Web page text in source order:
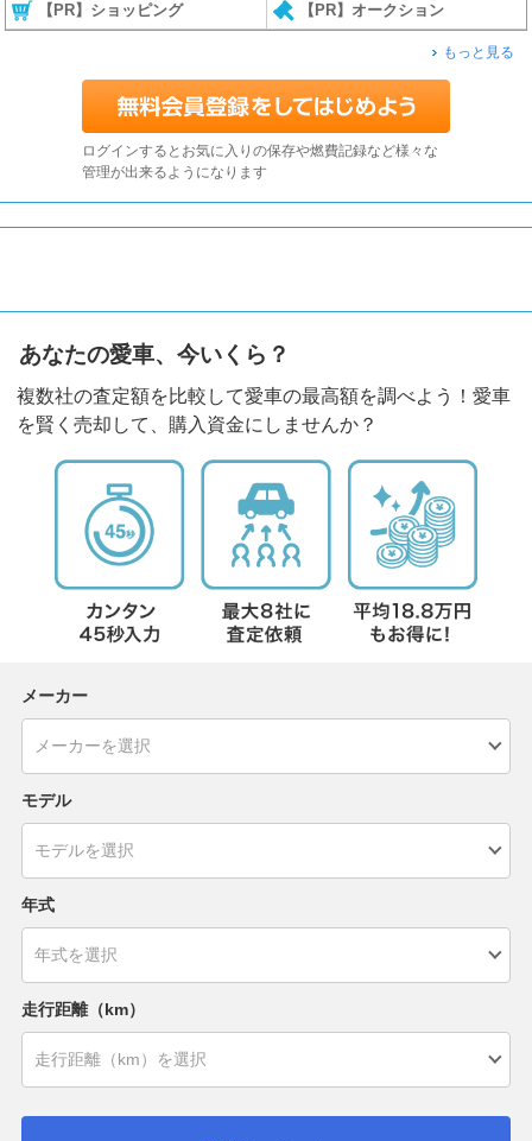
【PR】ショッピング 【PR】オークション
もっと見る
ログインするとお気に入りの保存や燃費記録など様々な
管理が出来るようになります
あなたの愛車、今いくら？
複数社の査定額を比較して愛車の最高額を調べよう！愛車
を賢く売却して、購入資金にしませんか？
メーカー
モデル
年式
走行距離（km）